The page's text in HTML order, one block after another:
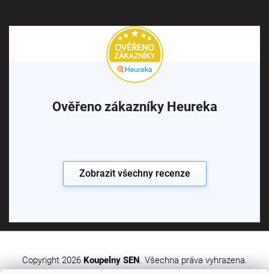
Ověřeno zákazníky Heureka
Zobrazit všechny recenze
Copyright 2026 Koupelny SEN . Všechna práva vyhrazena.